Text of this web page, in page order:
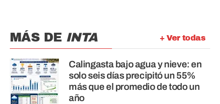
+ Ver todas
MÁS DE INTA
Calingasta bajo agua y nieve: en
solo seis días precipitó un 55%
más que el promedio de todo un
año